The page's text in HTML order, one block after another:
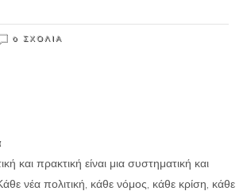
0 ΣΧΌΛΙΑ
και πρακτική είναι μια συστηματική και
νέα πολιτική, κάθε νόμος, κάθε κρίση, κάθε